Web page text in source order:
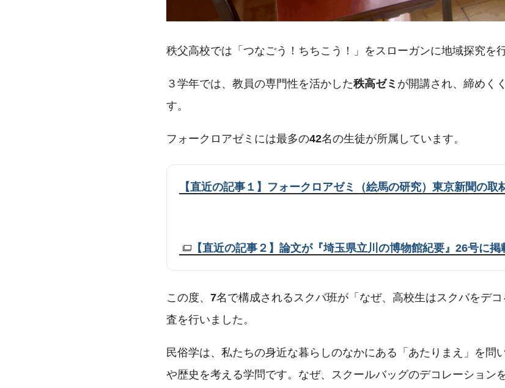
秩父高校では「つなごう！ちちこう！」をスローガンに地域探究を
３学年では、教員の専門性を活かした秩高ゼミ が開講され、締めく
す。
フォークロアゼミには最多の42名の生徒が所属しています。
【直近の記事１】フォークロアゼミ（絵馬の研究）東京新聞の取
【直近の記事２】論文が『埼玉県立川の博物館紀要』26号に掲
この度、 7名で構成されるスクバ班が「なぜ、高校生はスクバをデ
査を行いました。
民俗学は、私たちの身近な暮らしのなかにある「あたりまえ」を問
や歴史を考える学問です。なぜ、スクールバッグのデコレーション